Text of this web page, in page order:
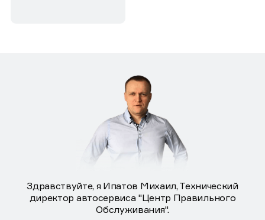
Здравствуйте, я Ипатов Михаил, Технический
директор автосервиса "Центр Правильного
Обслуживания".